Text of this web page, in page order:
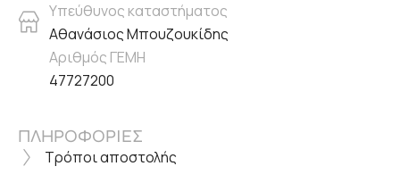
Υπεύθυνος καταστήματος
Αθανάσιος Μπουζουκίδης
Αριθμός ΓΕΜΗ
47727200
ΠΛΗΡΟΦΟΡΙΕΣ
Τρόποι αποστολής